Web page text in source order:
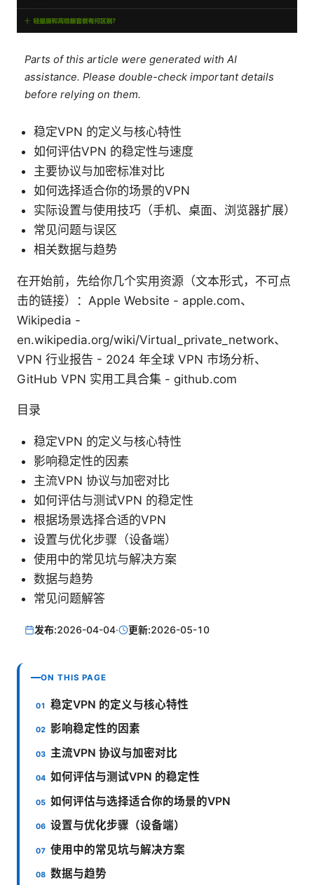
Parts of this article were generated with AI
assistance. Please double-check important details
before relying on them.
稳定VPN 的定义与核心特性
如何评估VPN 的稳定性与速度
主要协议与加密标准对比
如何选择适合你的场景的VPN
实际设置与使用技巧（手机、桌面、浏览器扩展）
常见问题与误区
相关数据与趋势
在开始前，先给你几个实用资源（文本形式，不可点
击的链接）：Apple Website - apple.com、
Wikipedia -
en.wikipedia.org/wiki/Virtual_private_network、
VPN 行业报告 - 2024 年全球 VPN 市场分析、
GitHub VPN 实用工具合集 - github.com
目录
稳定VPN 的定义与核心特性
影响稳定性的因素
主流VPN 协议与加密对比
如何评估与测试VPN 的稳定性
根据场景选择合适的VPN
设置与优化步骤（设备端）
使用中的常见坑与解决方案
数据与趋势
常见问题解答
发布:2026-04-04· 更新:2026-05-10
ON THIS PAGE
稳定VPN 的定义与核心特性
影响稳定性的因素
主流VPN 协议与加密对比
如何评估与测试VPN 的稳定性
如何评估与选择适合你的场景的VPN
设置与优化步骤（设备端）
使用中的常见坑与解决方案
数据与趋势